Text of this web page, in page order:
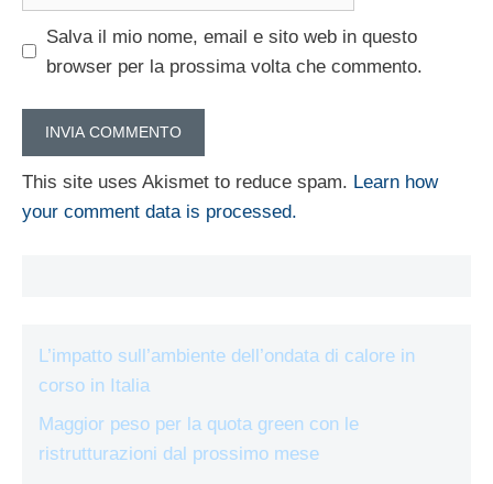
Salva il mio nome, email e sito web in questo
browser per la prossima volta che commento.
This site uses Akismet to reduce spam. Learn how
your comment data is processed.
L’impatto sull’ambiente dell’ondata di calore in
corso in Italia
Maggior peso per la quota green con le
ristrutturazioni dal prossimo mese